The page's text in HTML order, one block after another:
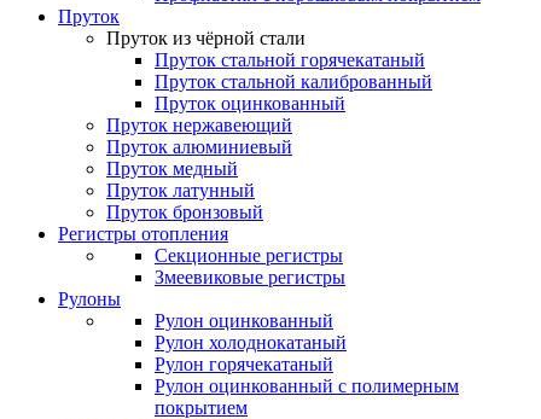
Пруток
Пруток из чёрной стали
Пруток стальной горячекатаный
Пруток стальной калиброванный
Пруток оцинкованный
Пруток нержавеющий
Пруток алюминиевый
Пруток медный
Пруток латунный
Пруток бронзовый
Регистры отопления
Секционные регистры
Змеевиковые регистры
Рулоны
Рулон оцинкованный
Рулон холоднокатаный
Рулон горячекатаный
Рулон оцинкованный с полимерным
покрытием